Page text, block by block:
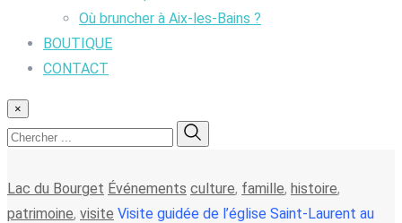
Où bruncher à Aix-les-Bains ?
BOUTIQUE
CONTACT
×
Lac du Bourget Événements culture, famille, histoire,
patrimoine, visite Visite guidée de l’église Saint-Laurent au